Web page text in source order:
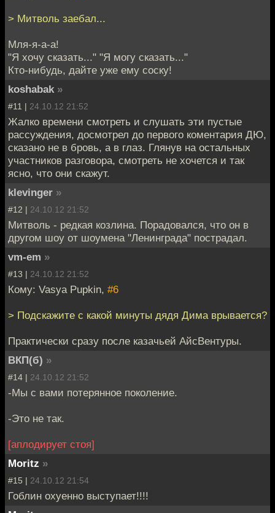
> Митволь заебал...
Мля-я-а-а!
"Я хочу сказать..." "Я могу сказать..."
Кто-нибудь, дайте уже ему соску!
koshabak »
#11 | 24.10.12 21:52
Жалко времени смотреть и слушать эти пустые
рассуждения, досмотрел до первого коментария ДЮ,
сказано не в бровь, а в глаз. Глянув на остальных
участников разговора, смотреть не хочется и так
ясно, что они скажут.
klevinger »
#12 | 24.10.12 21:52
Митволь - редкая козлина. Порадовался, что он в
другом шоу от шоумена "Ленинграда" пострадал.
vm-em »
#13 | 24.10.12 21:52
Кому: Vasya Pupkin, #6
> Подскажите с какой минуты дядя Дима врывается?
Практически сразу после казачьей АйсВентуры.
ВКП(б) »
#14 | 24.10.12 21:52
-Мы с вами потерянное поколение.
-Это не так.
[аплодирует стоя]
Moritz »
#15 | 24.10.12 21:54
Гоблин охуенно выступает!!!!